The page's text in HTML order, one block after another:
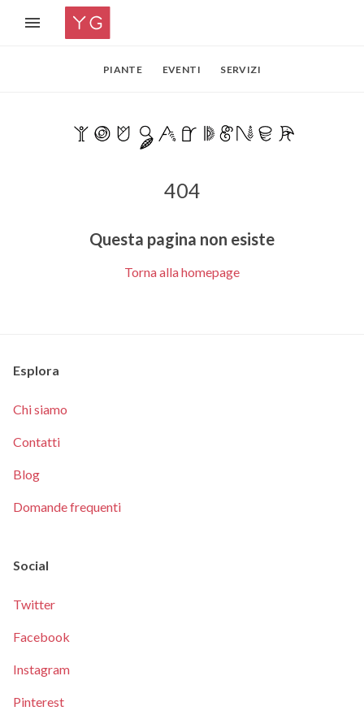
PIANTE EVENTI SERVIZI
404
Questa pagina non esiste
Torna alla homepage
Esplora
Chi siamo
Contatti
Blog
Domande frequenti
Social
Twitter
Facebook
Instagram
Pinterest